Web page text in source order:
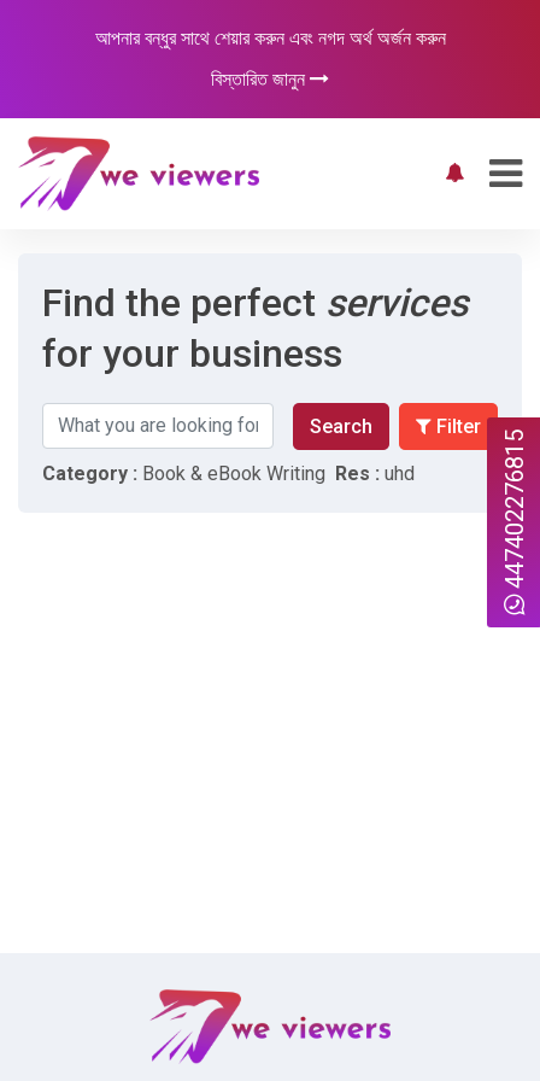
আপনার বন্ধুর সাথে শেয়ার করুন এবং নগদ অর্থ অর্জন করুন
বিস্তারিত জানুন
Find the perfect services
for your business
Search Filter
Category : Book & eBook Writing Res : uhd 447402276815